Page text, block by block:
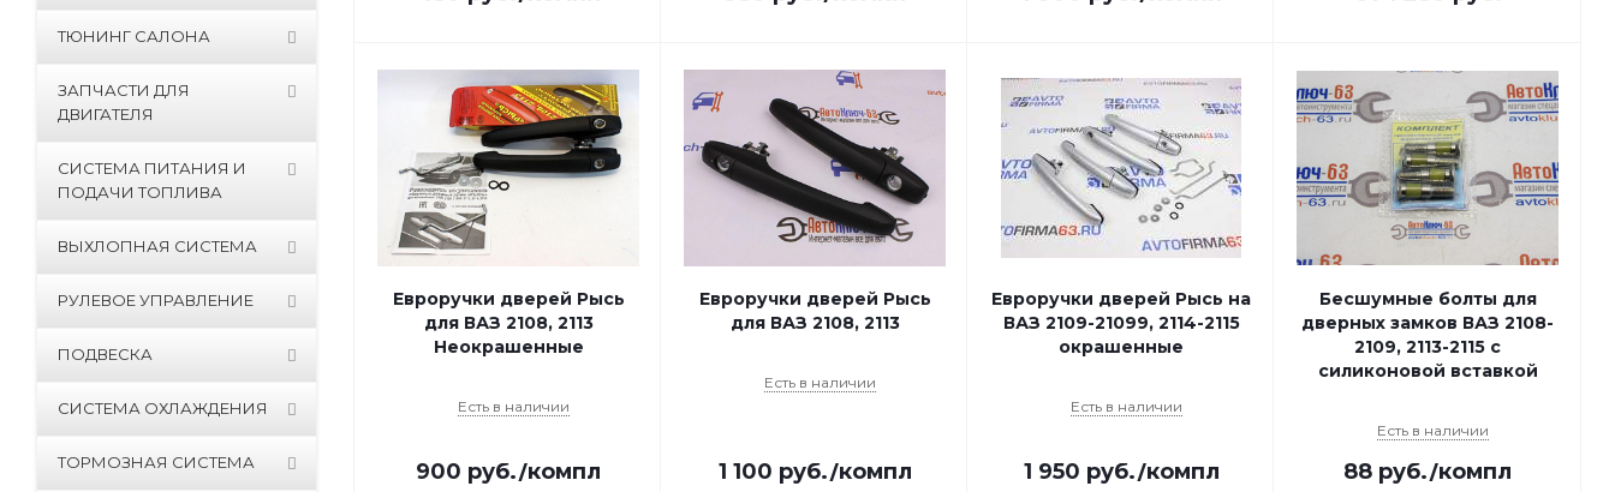
Евроручки дверей Рысь
для ВАЗ 2108, 2113
Неокрашенные
Есть в наличии
900 руб./компл
Евроручки дверей Рысь
для ВАЗ 2108, 2113
Есть в наличии
1 100 руб./компл
Евроручки дверей Рысь на
ВАЗ 2109-21099, 2114-2115
окрашенные
Есть в наличии
1 950 руб./компл
Бесшумные болты для
дверных замков ВАЗ 2108-
2109, 2113-2115 с
силиконовой вставкой
Есть в наличии
88 руб./компл
ТЮНИНГ САЛОНА
ЗАПЧАСТИ ДЛЯ
ДВИГАТЕЛЯ
СИСТЕМА ПИТАНИЯ И
ПОДАЧИ ТОПЛИВА
ВЫХЛОПНАЯ СИСТЕМА
РУЛЕВОЕ УПРАВЛЕНИЕ
ПОДВЕСКА
СИСТЕМА ОХЛАЖДЕНИЯ
ТОРМОЗНАЯ СИСТЕМА